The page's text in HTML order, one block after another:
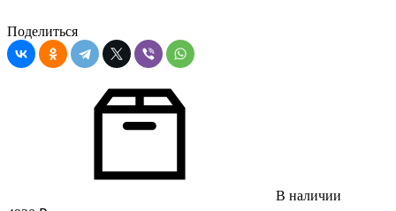
Поделиться
В наличии